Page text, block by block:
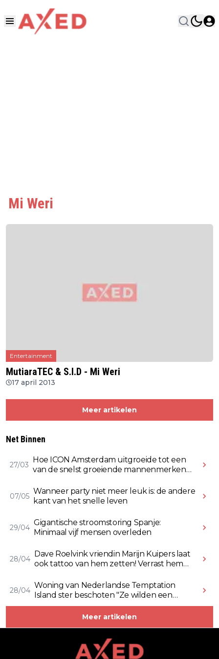
Mi Weri
Entertainment
MutiaraTEC & S.I.D - Mi Weri
17 april 2013
Meer artikelen
Net Binnen
27/03
Hoe ICON Amsterdam uitgroeide tot een
van de snelst groeiende mannenmerken
07/05
Wanneer party niet meer leuk is: de andere
kant van het snelle leven
29/04
Gigantische stroomstoring Spanje:
Minimaal vijf mensen overleden
28/04
Dave Roelvink vriendin Marijn Kuipers laat
ook tattoo van hem zetten! Verrast hem
28/04
Woning van Nederlandse Temptation
Island ster beschoten "Ze wilden een
Rolex stelen" (Video)
Meer artikelen